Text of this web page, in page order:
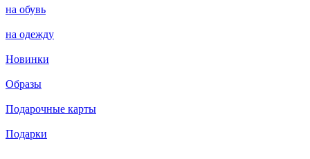
на обувь
на одежду
Новинки
Образы
Подарочные карты
Подарки